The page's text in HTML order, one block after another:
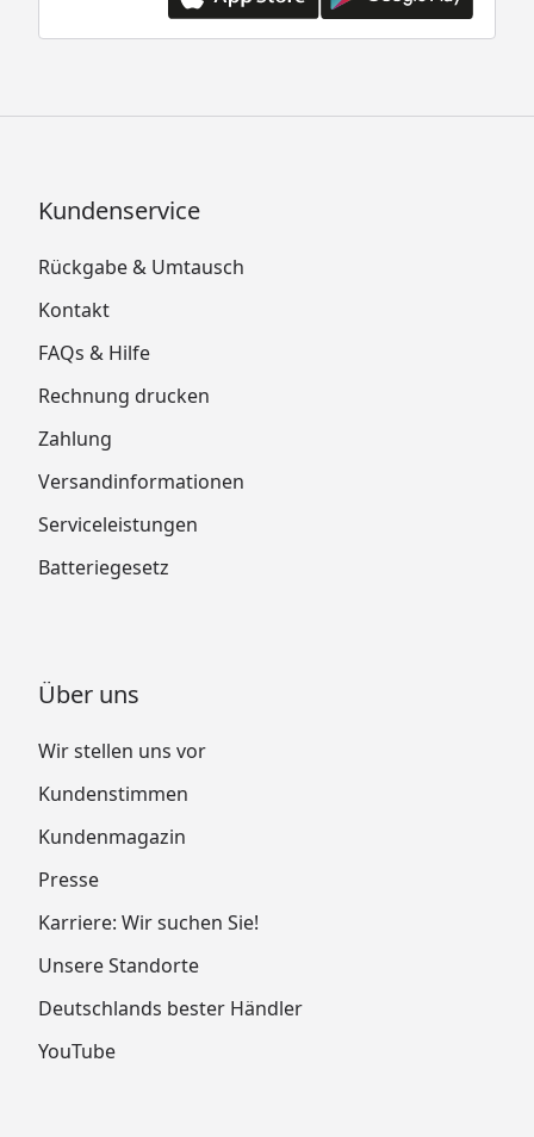
Kundenservice
Rückgabe & Umtausch
Kontakt
FAQs & Hilfe
Rechnung drucken
Zahlung
Versandinformationen
Serviceleistungen
Batteriegesetz
Über uns
Wir stellen uns vor
Kundenstimmen
Kundenmagazin
Presse
Karriere: Wir suchen Sie!
Unsere Standorte
Deutschlands bester Händler
YouTube